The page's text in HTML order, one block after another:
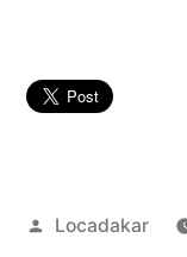
Publié
Locadakar